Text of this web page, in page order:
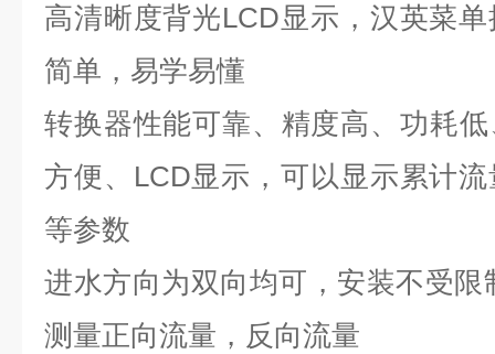
高清晰度背光LCD显示，汉英菜
简单，易学易懂
转换器性能可靠、精度高、功耗
方便、 LCD显示，可以显示累计
等参数
进水方向为双向均可，安装不受限
测量正向流量，反向流量